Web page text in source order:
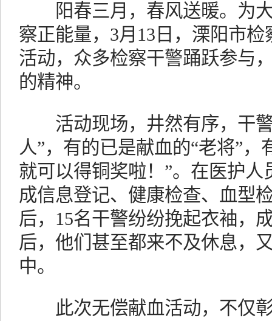
阳春三月，春风送暖。为大
察正能量，3月13日，溧阳市
活动，众多检察干警踊跃参与
的精神。
活动现场，井然有序，干警
人”，有的已是献血的“老将”
就可以得铜奖啦！”。在医护
成信息登记、健康检查、血型
后，15名干警纷纷挽起衣袖，
后，他们甚至都来不及休息，
中。
此次无偿献血活动，不仅彰